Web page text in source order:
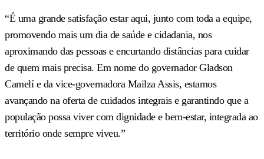
“É uma grande satisfação estar aqui, junto com toda a equipe,
promovendo mais um dia de saúde e cidadania, nos
aproximando das pessoas e encurtando distâncias para cuidar
de quem mais precisa. Em nome do governador Gladson
Camelí e da vice-governadora Mailza Assis, estamos
avançando na oferta de cuidados integrais e garantindo que a
população possa viver com dignidade e bem-estar, integrada ao
território onde sempre viveu.”